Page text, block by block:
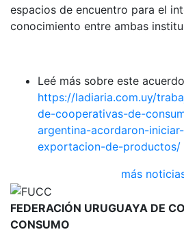
espacios de encuentro para el
conocimiento entre ambas
Leé más sobre este
https://ladiaria.com.uy/
de-cooperativas-de-
argentina-acordaron-
exportacion-de-productos/
más
FEDERACIÓN URUGUAYA DE
CONSUMO